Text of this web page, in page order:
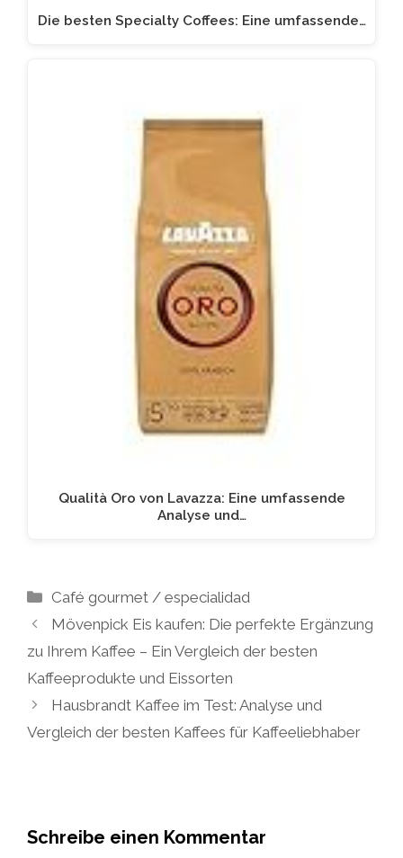
Die besten Specialty Coffees: Eine umfassende…
Qualità Oro von Lavazza: Eine umfassende
Analyse und…
Kategorien
Café gourmet / especialidad
Mövenpick Eis kaufen: Die perfekte Ergänzung
zu Ihrem Kaffee – Ein Vergleich der besten
Kaffeeprodukte und Eissorten
Hausbrandt Kaffee im Test: Analyse und
Vergleich der besten Kaffees für Kaffeeliebhaber
Schreibe einen Kommentar